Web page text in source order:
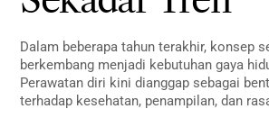
Dalam beberapa tahun terakhir, konsep
berkembang menjadi kebutuhan gaya
Perawatan diri kini dianggap sebagai
terhadap kesehatan, penampilan, dan